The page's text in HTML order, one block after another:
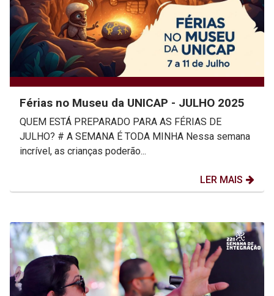
Férias no Museu da UNICAP - JULHO 2025
QUEM ESTÁ PREPARADO PARA AS FÉRIAS DE
JULHO? # A SEMANA É TODA MINHA Nessa semana
incrível, as crianças poderão...
LER MAIS